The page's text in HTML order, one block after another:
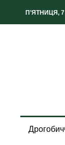
П’ЯТНИЦЯ,